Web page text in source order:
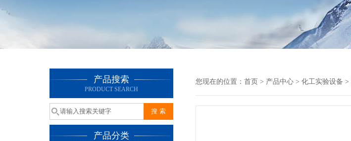
产品搜索
PRODUCT SEARCH
产品分类
您现在的位置： 首页 > 产品中心 > 化工实验设备 >